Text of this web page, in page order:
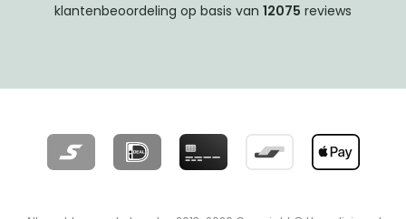
klantenbeoordeling op basis van 12075 reviews